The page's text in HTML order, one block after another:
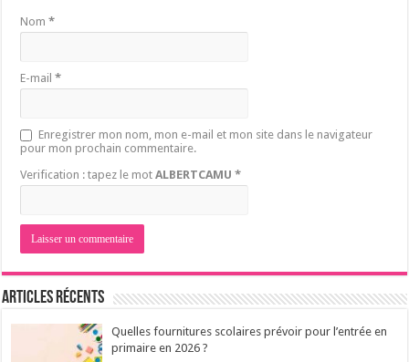
Nom*
E-mail*
Enregistrer mon nom, mon e-mail et mon site dans le navigateur
pour mon prochain commentaire.
Verification : tapez le motALBERTCAMU *
Articles récents
Quelles fournitures scolaires prévoir pour l’entrée en
primaire en 2026 ?